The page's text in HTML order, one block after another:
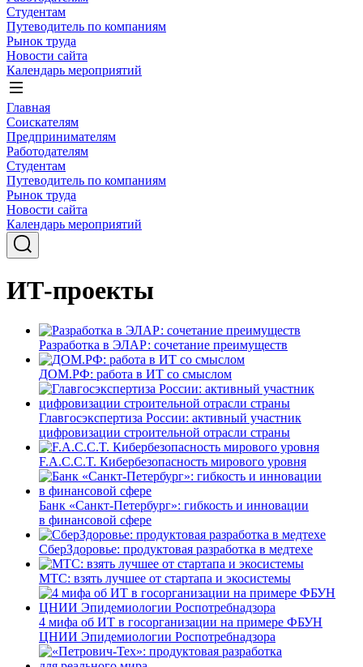
Студентам
Путеводитель по компаниям
Рынок труда
Новости сайта
Календарь мероприятий
Главная
Соискателям
Предпринимателям
Работодателям
Студентам
Путеводитель по компаниям
Рынок труда
Новости сайта
Календарь мероприятий
ИТ-проекты
Разработка в ЭЛАР: сочетание преимуществ
ДОМ.РФ: работа в ИТ со смыслом
Главгосэкспертиза России: активный участник
цифровизации строительной отрасли страны
F.A.C.C.T. Кибербезопасность мирового уровня
Банк «Санкт-Петербург»: гибкость и инновации
в финансовой сфере
СберЗдоровье: продуктовая разработка в медтехе
МТС: взять лучшее от стартапа и экосистемы
4 мифа об ИТ в госорганизации на примере ФБУН
ЦНИИ Эпидемиологии Роспотребнадзора